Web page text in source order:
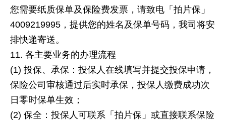
您需要纸质保单及保险费发票，请致电「拍片保」
4009219995，提供您的姓名及保单号码，我司将安
排快递寄送。
各主要业务的办理流程
(1) 投保、承保：投保人在线填写并提交投保申请，
保险公司审核通过后实时承保，投保人缴费成功次
日零时保单生效；
(2) 保全：投保人可联系「拍片保」或直接联系保险